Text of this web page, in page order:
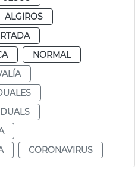
ALGIROS
NORMAL
CORONAVIRUS